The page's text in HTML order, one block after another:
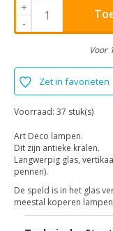
+
-
Voor
Zet in favorieten
Voorraad: 37 stuk(s)
Art Deco lampen.
Dit zijn antieke kralen.
Langwerpig glas,
pennen).
De speld is in het glas
meestal koperen